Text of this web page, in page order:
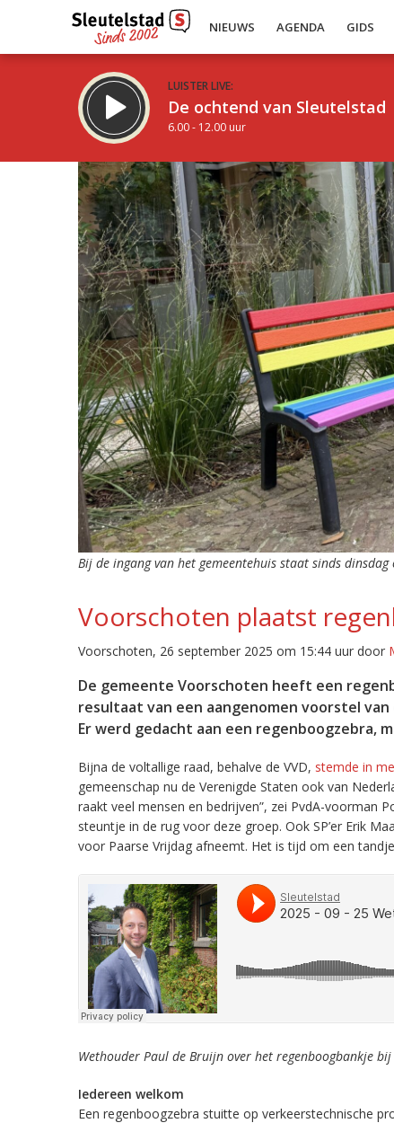
NIEUWS AGENDA GIDS
LUISTER LIVE:
De ochtend van Sleutelstad
6.00 - 12.00 uur
Inklappen
Bij de ingang van het gemeentehuis staat sinds
Voorschoten plaatst
Voorschoten, 26 september 2025 om 15:44 uur door
De gemeente Voorschoten heeft een
resultaat van een aangenomen voorstel
Er werd gedacht aan een regenboogzebra,
Bijna de voltallige raad, behalve de VVD, stemde in
gemeenschap nu de Verenigde Staten ook van
raakt veel mensen en bedrijven”, zei PvdA-voorman
steuntje in de rug voor deze groep. Ook SP’er Erik
voor Paarse Vrijdag afneemt. Het is tijd om een
Wethouder Paul de Bruijn over het regenboogbankje bij
Iedereen welkom
Een regenboogzebra stuitte op verkeerstechnische